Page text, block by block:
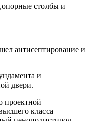
столбы и
антисептирование и
и
двери.
проектной
класса